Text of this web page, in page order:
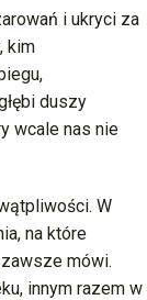
i ukryci za
kim
duszy
wcale nas nie
W
na które
mówi.
innym razem w